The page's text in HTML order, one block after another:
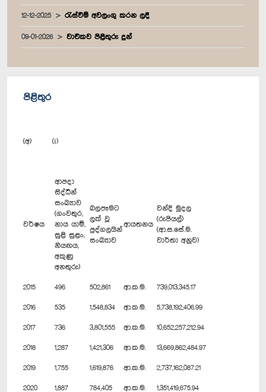
12-12-2025 රැස්වීම් අවලංගු කරන ලදී
09-01-2026 වාචිකව පිළිතුරු දුන්
පිළිතුර
(අ) (i)
වර්ෂය
ආපදා
සිද්ධීන්
සංඛ්‍යාව
(ගංවතුර,
නාය යාම්,
සුළි සුළං,
නියඟය,
අකුණු
අනතුරු)
බලපෑමට
ලක් වූ
පුද්ගලයින්
සංඛ්‍යාව
ආයතනය
වන්දි මුදල
(රුපියල්)
(ආ.ස.සේ.ම.
වාර්තා අනුව)
2015 496 502,861 ආ.ක.ම. 739,013,345.17
2016 535 1,548,834 ආ.ක.ම. 5,738,192,406.99
2017 736 3,801,555 ආ.ක.ම. 10,652,257,212.94
2018 1,287 1,421,306 ආ.ක.ම. 13,669,862,484.97
2019 1,755 1,619,876 ආ.ක.ම. 2,737,162,087.21
2020 1,887 784,405 ආ.ක.ම. 1,351,419,675.94